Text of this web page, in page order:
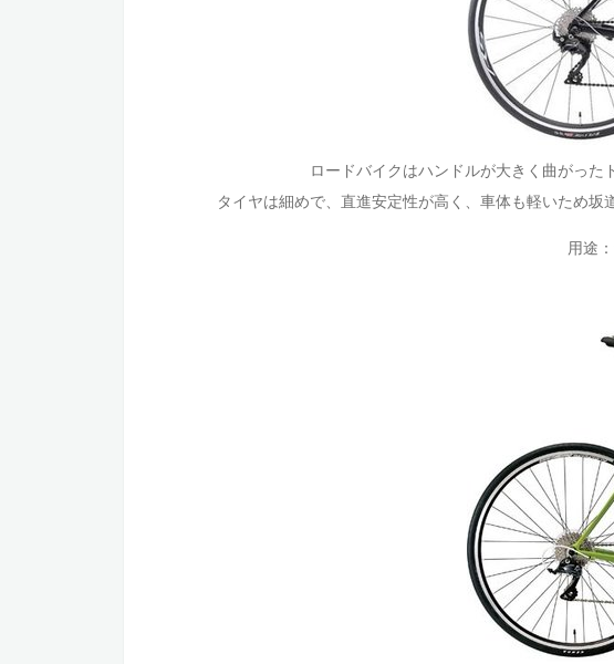
ロードバイクはハンドルが大きく曲がった
タイヤは細めで、直進安定性が高く、車体も軽いため
用途